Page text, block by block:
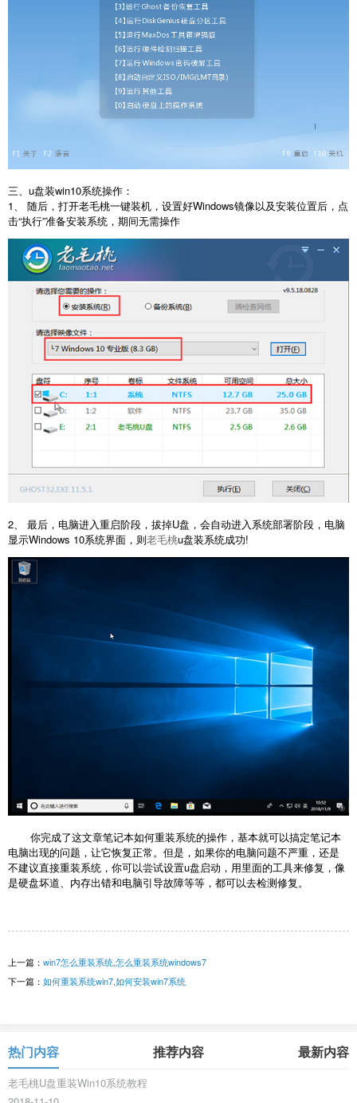
三、u盘装win10系统操作：
1、 随后，打开老毛桃一键装机，设置好Windows镜像以及安装位置后，点
击“执行”准备安装系统，期间无需操作
2、 最后，电脑进入重启阶段，拔掉U盘，会自动进入系统部署阶段，电脑
显示Windows 10系统界面，则老毛桃u盘装系统成功!
你完成了这文章笔记本如何重装系统的操作，基本就可以搞定笔记本
电脑出现的问题，让它恢复正常。但是，如果你的电脑问题不严重，还是
不建议直接重装系统，你可以尝试设置u盘启动，用里面的工具来修复，像
是硬盘坏道、内存出错和电脑引导故障等等，都可以去检测修复。
上一篇： win7怎么重装系统,怎么重装系统windows7
下一篇： 如何重装系统win7,如何安装win7系统
热门内容 推荐内容 最新内容
老毛桃U盘重装Win10系统教程